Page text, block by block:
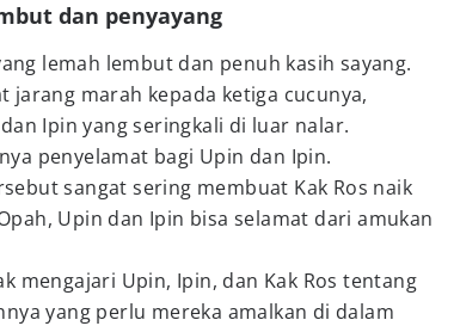
dan penyayang
lemah lembut dan penuh kasih sayang.
jarang marah kepada ketiga cucunya,
Ipin yang seringkali di luar nalar.
penyelamat bagi Upin dan Ipin.
sangat sering membuat Kak Ros naik
Upin dan Ipin bisa selamat dari amukan
mengajari Upin, Ipin, dan Kak Ros tentang
yang perlu mereka amalkan di dalam